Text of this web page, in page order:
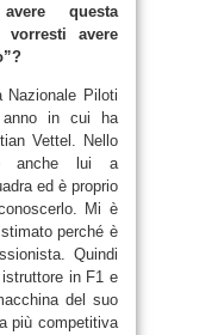
questa
avere
Piloti
anno in cui ha
Vettel. Nello
anche lui a
ed è proprio
Mi è
perché è
Quindi
in F1 e
del suo
più competitiva